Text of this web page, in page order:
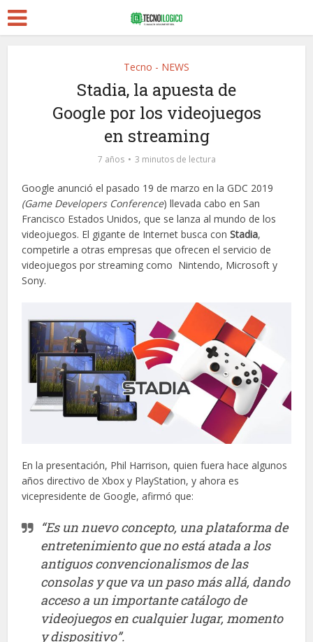
Tecno - NEWS
Stadia, la apuesta de
Google por los videojuegos
en streaming
7 años 3 minutos de lectura
Google anunció el pasado 19 de marzo en la GDC 2019
(Game Developers Conference) llevada cabo en San
Francisco Estados Unidos, que se lanza al mundo de los
videojuegos. El gigante de Internet busca conStadia,
competirle a otras empresas que ofrecen el servicio de
videojuegos por streaming como Nintendo, Microsoft y
Sony.
En la presentación, Phil Harrison, quien fuera hace algunos
años directivo de Xbox y PlayStation, y ahora es
vicepresidente de Google, afirmó que:
“Es un nuevo concepto, una plataforma de
entretenimiento que no está atada a los
antiguos convencionalismos de las
consolas y que va un paso más allá, dando
acceso a un importante catálogo de
videojuegos en cualquier lugar, momento
y dispositivo”.